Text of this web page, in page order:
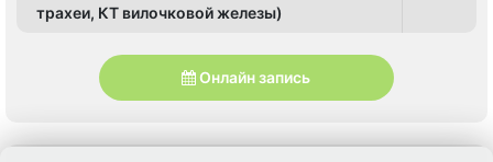
трахеи, КТ вилочковой железы)
Онлайн запись